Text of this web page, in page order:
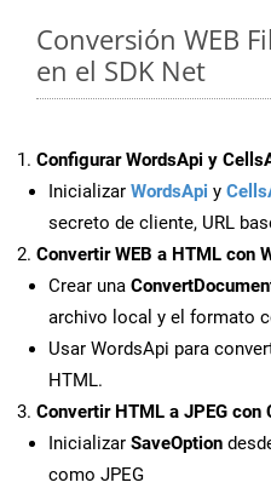
Conversión WEB
en el SDK Net
Configurar WordsApi y
Inicializar WordsApi y
secreto de cliente, URL
Convertir WEB a HTML con
Crear una
archivo local y el formato
Usar WordsApi para
HTML.
Convertir HTML a JPEG con
Inicializar SaveOption
como JPEG